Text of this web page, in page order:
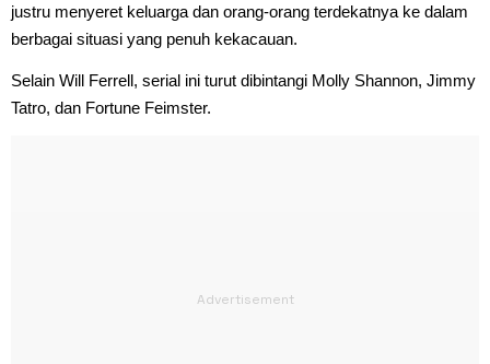
justru menyeret keluarga dan orang-orang terdekatnya ke dalam
berbagai situasi yang penuh kekacauan.
Selain Will Ferrell, serial ini turut dibintangi Molly Shannon, Jimmy
Tatro, dan Fortune Feimster.